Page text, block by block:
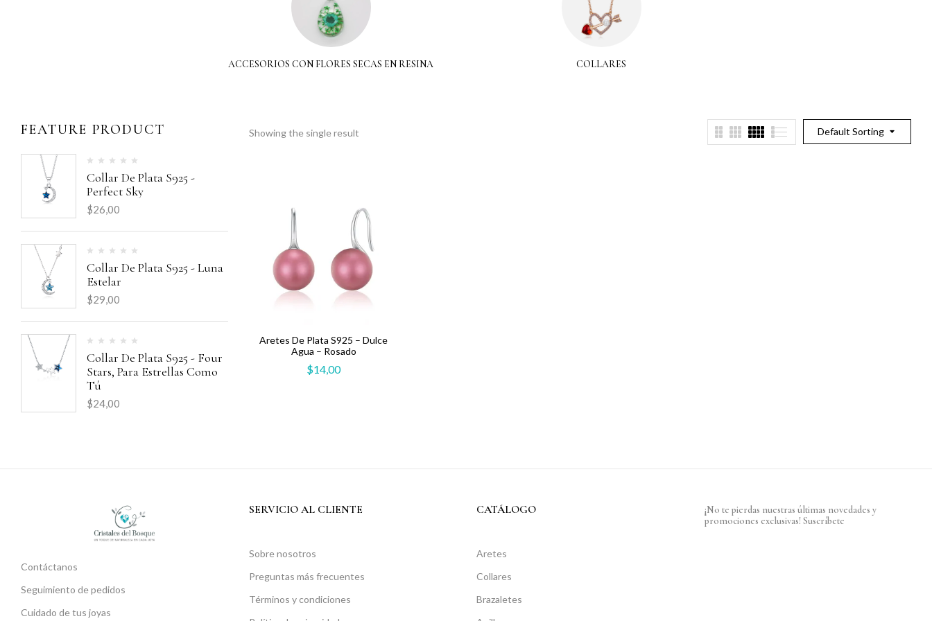
ACCESORIOS CON FLORES SECAS EN RESINA COLLARES
FEATURE PRODUCT
Collar De Plata S925 -
Perfect Sky
$26,00
Collar De Plata S925 - Luna
Estelar
$29,00
Collar De Plata S925 - Four
Stars, Para Estrellas Como
Tú
$24,00
Default Sorting
Showing the single result
Aretes De Plata S925 – Dulce
Agua – Rosado
$14,00
Contáctanos
Seguimiento de pedidos
Cuidado de tus joyas
SERVICIO AL CLIENTE
Sobre nosotros
Preguntas más frecuentes
Términos y condiciones
CATÁLOGO
Aretes
Collares
Brazaletes
¡No te pierdas nuestras últimas novedades y
promociones exclusivas! Suscríbete